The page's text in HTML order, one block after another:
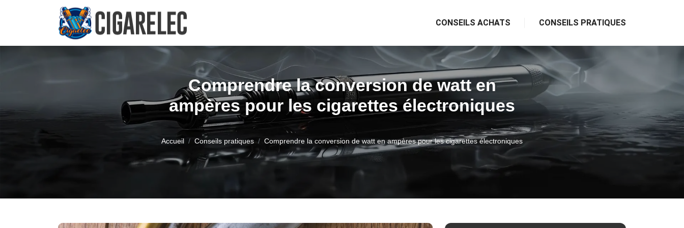
CONSEILS ACHATS CONSEILS PRATIQUES
Comprendre la conversion de watt en
ampères pour les cigarettes électroniques
Accueil Conseils pratiques Comprendre la conversion de watt en ampères pour les cigarettes électroniques